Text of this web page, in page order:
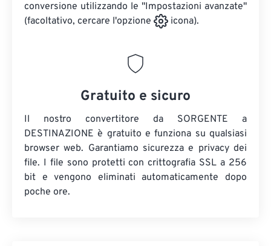
conversione utilizzando le "Impostazioni avanzate"
(facoltativo, cercare l'opzione
icona).
Gratuito e sicuro
Il nostro convertitore da SORGENTE a
DESTINAZIONE è gratuito e funziona su qualsiasi
browser web. Garantiamo sicurezza e privacy dei
file. I file sono protetti con crittografia SSL a 256
bit e vengono eliminati automaticamente dopo
poche ore.